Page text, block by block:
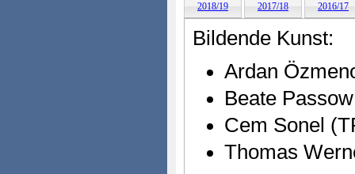
2018/19 2017/18 2016/17
Bildende Kunst:
Ardan
Beate Passow
Cem Sonel
Thomas